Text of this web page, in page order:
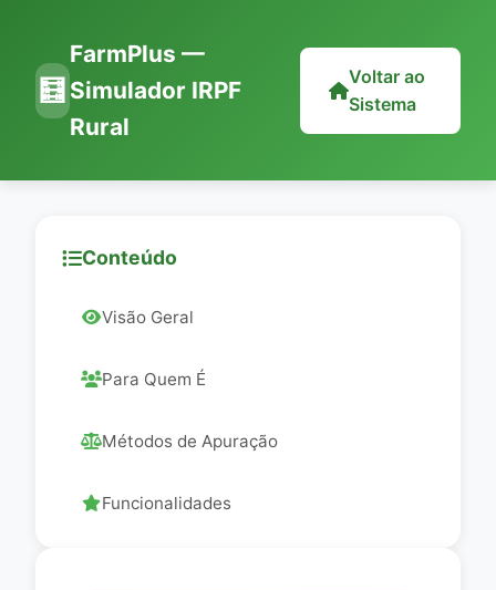
🧮
FarmPlus —
Simulador IRPF
Rural
Voltar ao
Sistema
Conteúdo
Visão Geral
Para Quem É
Métodos de Apuração
Funcionalidades